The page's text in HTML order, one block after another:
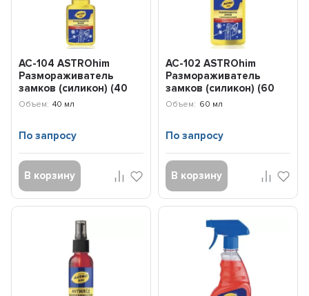
AC-104 ASTROhim
Размораживатель
замков (силикон) (40
мл)
Объем: 40 мл
По запросу
В корзину
AC-102 ASTROhim
Размораживатель
замков (силикон) (60
мл)
Объем: 60 мл
По запросу
В корзину